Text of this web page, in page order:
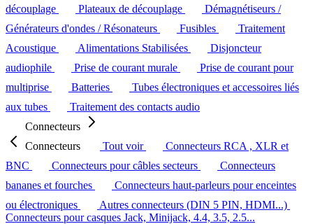
découplage
Plateaux de découplage
Démagnétiseurs /
Générateurs d'ondes / Résonateurs
Fusibles
Traitement
Acoustique
Alimentations Stabilisées
Disjoncteur
audiophile
Prise de courant murale
Prise de courant pour
multiprise
Batteries
Tubes électroniques et accessoires liés
aux tubes
Traitement des contacts audio
Connecteurs
Connecteurs
Tout voir
Connecteurs RCA , XLR et
BNC
Connecteurs pour câbles secteurs
Connecteurs
bananes et fourches
Connecteurs haut-parleurs pour enceintes
ou électroniques
Autres connecteurs (DIN 5 PIN, HDMI...)
Connecteurs pour casques Jack, Minijack, 4.4, 3.5, 2.5...